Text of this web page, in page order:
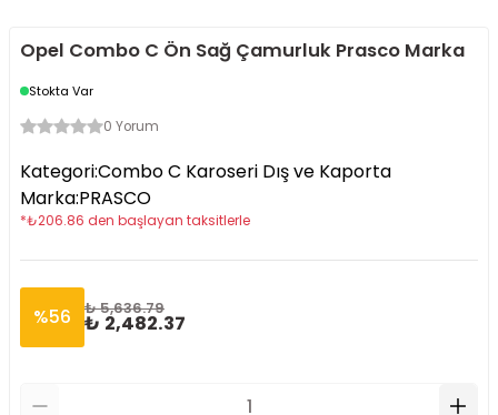
Opel Combo C Ön Sağ Çamurluk Prasco Marka
Stokta Var
0 Yorum
Kategori:Combo C Karoseri Dış ve Kaporta
Marka:PRASCO
*₺206.86 den başlayan taksitlerle
%56 ₺ 5,636.79
₺ 2,482.37